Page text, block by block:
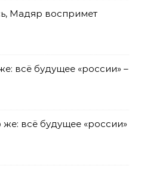
Мадяр воспримет
всё будущее «россии» –
же: всё будущее «россии»